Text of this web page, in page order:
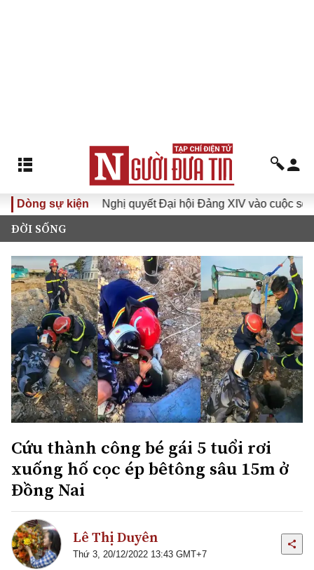
Dòng sự kiện
XVI Đưa Nghị quyết Đại hội Đảng XIV vào cuộc sống
ĐỜI SỐNG
Cứu thành công bé gái 5 tuổi rơi
xuống hố cọc ép bêtông sâu 15m ở
Đồng Nai
Lê Thị Duyên
Thứ 3, 20/12/2022 13:43 GMT+7